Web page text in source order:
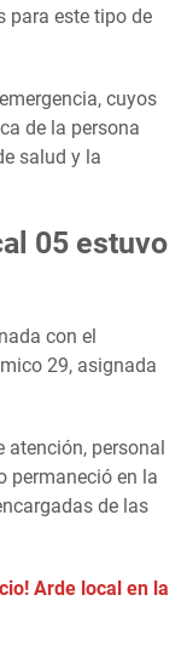
para este tipo de
cuyos
de la persona
salud y la
05 estuvo
con el
29, asignada
atención, personal
permaneció en la
de las
Arde local en la